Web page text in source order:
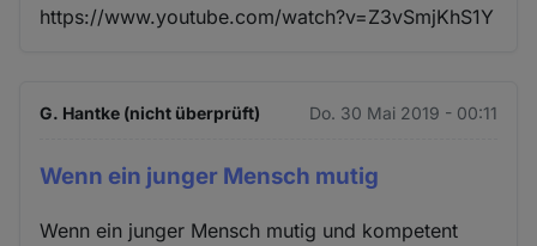
https://www.youtube.com/watch?v=Z3vSmjKhS1Y
G. Hantke (nicht überprüft) Do. 30 Mai 2019 - 00:11
Wenn ein junger Mensch mutig
Wenn ein junger Mensch mutig und kompetent